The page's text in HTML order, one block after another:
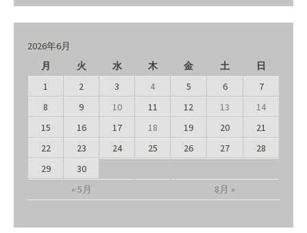
2026年6月
月
火 水 木 金 土 日
« 5月 8月 »
1 2 3 4 5 6
7
8
9 10 11 12 13
14
15
16 17 18 19 20
21
22
23 24 25 26 27
28
29
30